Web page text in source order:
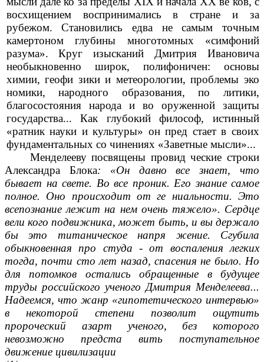
восхищением воспринимались в стране и за
рубежом. Становились едва не самым точным
камертоном глубины многотомных «симфоний
разума». Круг изысканий Дмитрия Ивановича
необыкновенно широк, полифоничен: основы
химии, геофи зики и метеорологии, проблемы эко
номики, народного образования, по литики,
благосостояния народа и во оруженной защиты
государства... Как глубокий философ, истинный
«ратник науки и культуры» он пред стает в своих
фундаментальных со чинениях «Заветные мысли»...
Менделееву посвящены провид ческие строки
Александра Блока: «Он давно все знает, что
бывает на свете. Во все проник. Его знание самое
полное. Оно происходит от ге ниальности. Это
всепознание лежит на нем очень тяжело». Сердце
вели кого подвижника, может быть, и вы держало
бы это титаническое напря жение. Сгубила
обыкновенная про студа - от воспаления легких
тогда, почти сто лет назад, спасения не было. Но
для потомков остались обращенные в будущее
труды российского ученого Дмитрия Менделеева...
Надеемся, что жанр «гипотетического интервью»
в некоторой степени позволит ощутить
пророческий азарт ученого, без которого
невозможно предста вить поступательное
движение цивилизации